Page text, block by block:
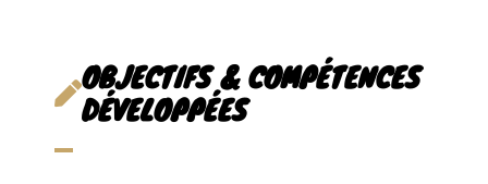
OBJECTIFS & COMPÉTENCES
DÉVELOPPÉES